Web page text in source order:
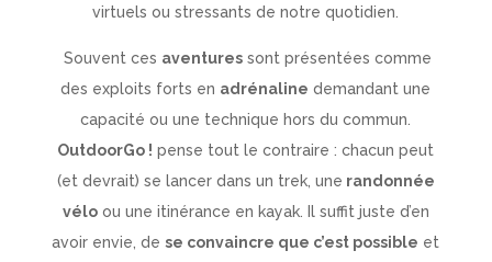
virtuels ou stressants de notre quotidien.
Souvent ces aventures sont présentées comme
des exploits forts en adrénaline demandant une
capacité ou une technique hors du commun.
OutdoorGo ! pense tout le contraire : chacun peut
(et devrait) se lancer dans un trek, une randonnée
véloou une itinérance en kayak. Il suffit juste d’en
avoir envie, dese convaincre que c’est possible et